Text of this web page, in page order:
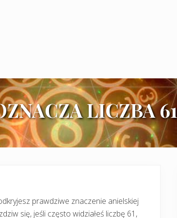
LICZBA 61
prawdziwe znaczenie anielskiej
się, jeśli często widziałeś liczbę 61,